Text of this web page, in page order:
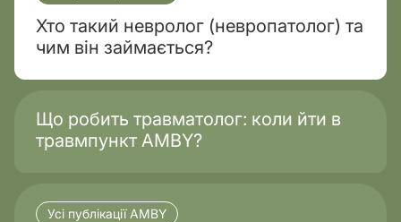
Хто такий невролог (невропатолог) та
чим він займається?
Що робить травматолог: коли йти в
травмпункт AMBY?
Усі публікації AMBY